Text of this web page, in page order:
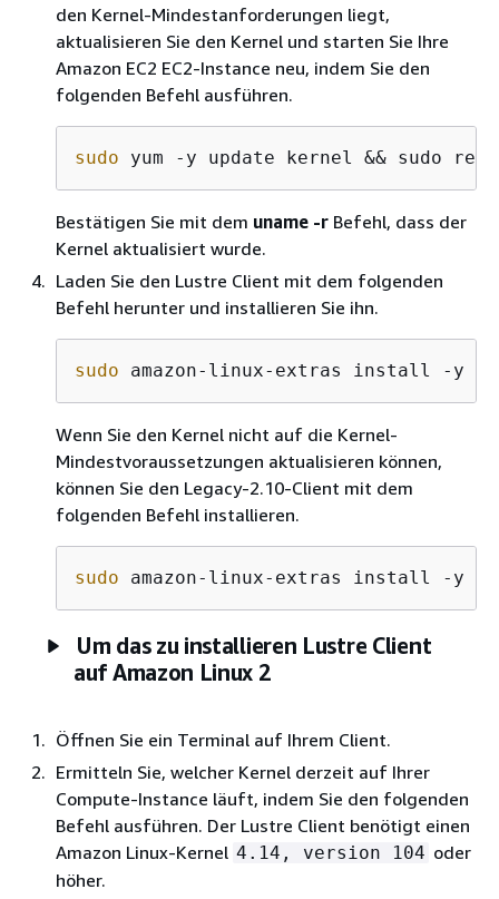
den Kernel-Mindestanforderungen liegt,
aktualisieren Sie den Kernel und starten Sie Ihre
Amazon EC2 EC2-Instance neu, indem Sie den
folgenden Befehl ausführen.
sudo yum -y update kernel && sudo
Bestätigen Sie mit dem uname -r Befehl, dass der
Kernel aktualisiert wurde.
Laden Sie den Lustre Client mit dem folgenden
Befehl herunter und installieren Sie ihn.
sudo amazon-linux-extras install -y
Wenn Sie den Kernel nicht auf die Kernel-
Mindestvoraussetzungen aktualisieren können,
können Sie den Legacy-2.10-Client mit dem
folgenden Befehl installieren.
sudo amazon-linux-extras install -y
Um das zu installieren Lustre Client
auf Amazon Linux 2
Öffnen Sie ein Terminal auf Ihrem Client.
Ermitteln Sie, welcher Kernel derzeit auf Ihrer
Compute-Instance läuft, indem Sie den folgenden
Befehl ausführen. Der Lustre Client benötigt einen
Amazon Linux-Kernel 4.14, version 104 oder
höher.